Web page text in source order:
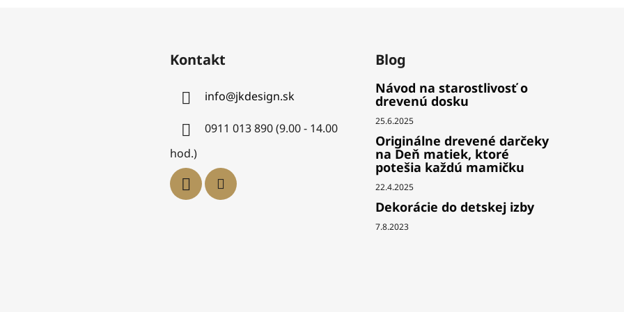
Kontakt
info@jkdesign.sk
0911 013 890 (9.00 - 14.00
hod.)
Blog
Návod na starostlivosť o
drevenú dosku
25.6.2025
Originálne drevené darčeky
na Deň matiek, ktoré
potešia každú mamičku
22.4.2025
Dekorácie do detskej izby
7.8.2023